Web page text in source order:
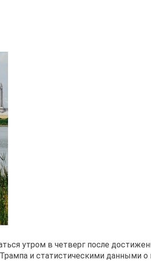
утром в четверг после
и статистическими данными